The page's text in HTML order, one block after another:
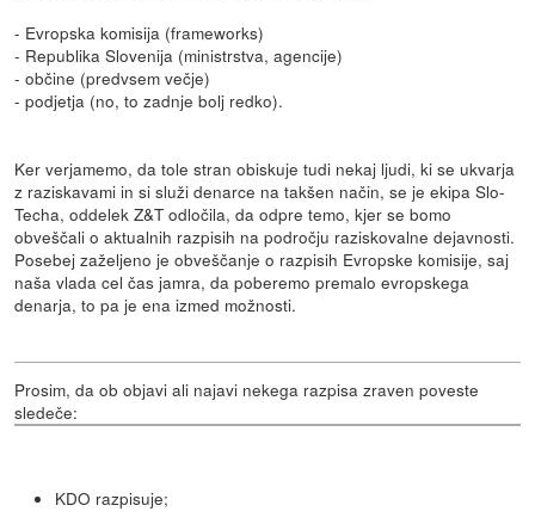
- Evropska komisija (frameworks)
- Republika Slovenija (ministrstva, agencije)
- občine (predvsem večje)
- podjetja (no, to zadnje bolj redko).
Ker verjamemo, da tole stran obiskuje tudi nekaj ljudi, ki se ukvarja
z raziskavami in si služi denarce na takšen način, se je ekipa Slo-
Techa, oddelek Z&T odločila, da odpre temo, kjer se bomo
obveščali o aktualnih razpisih na področju raziskovalne dejavnosti.
Posebej zaželjeno je obveščanje o razpisih Evropske komisije, saj
naša vlada cel čas jamra, da poberemo premalo evropskega
denarja, to pa je ena izmed možnosti.
Prosim, da ob objavi ali najavi nekega razpisa zraven poveste
sledeče:
KDO razpisuje;